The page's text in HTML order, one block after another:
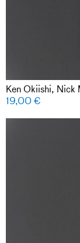
Ken Okiishi, Nick
19,00€